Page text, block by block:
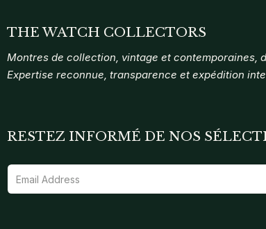
THE WATCH COLLECTORS
Montres de collection, vintage et contemporaines,
Expertise reconnue, transparence et expédition
RESTEZ INFORMÉ DE NOS